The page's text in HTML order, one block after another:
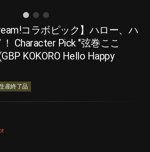
コラボピック】ハロー、ハ
Character Pick "弦巻ここ
KOKORO Hello Happy
産終了品
pt